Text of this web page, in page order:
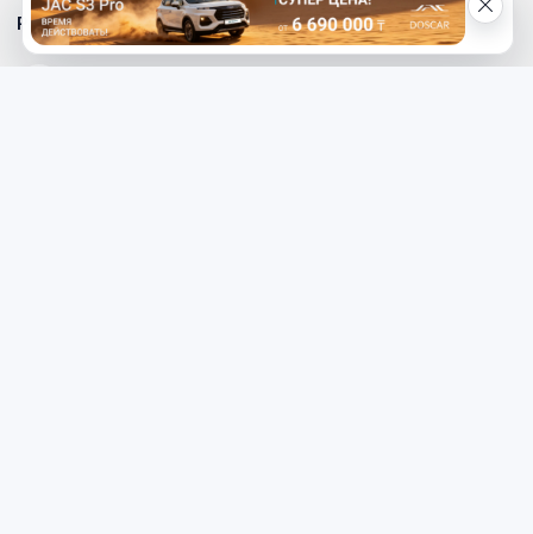
Реклама на сайте
Телефон редакции